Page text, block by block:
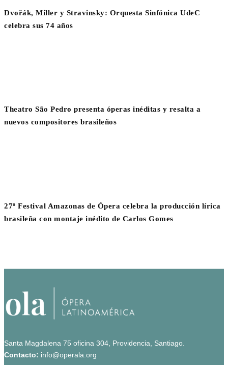
Dvořák, Miller y Stravinsky: Orquesta Sinfónica UdeC
celebra sus 74 años
Theatro São Pedro presenta óperas inéditas y resalta a
nuevos compositores brasileños
27º Festival Amazonas de Ópera celebra la producción lírica
brasileña con montaje inédito de Carlos Gomes
Santa Magdalena 75 oficina 304, Providencia, Santiago.
Contacto: info@operala.org